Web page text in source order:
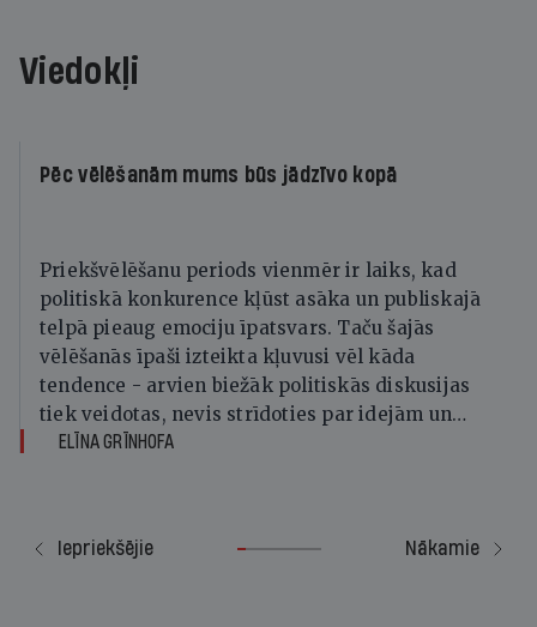
Viedokļi
Pēc vēlēšanām mums būs jādzīvo kopā
Priekšvēlēšanu periods vienmēr ir laiks, kad
politiskā konkurence kļūst asāka un publiskajā
telpā pieaug emociju īpatsvars. Taču šajās
vēlēšanās īpaši izteikta kļuvusi vēl kāda
tendence - arvien biežāk politiskās diskusijas
tiek veidotas, nevis strīdoties par idejām un
risinājumiem, bet apšaubot cilvēku, organizāciju
ELĪNA GRĪNHOFA
Iepriekšējie Nākamie